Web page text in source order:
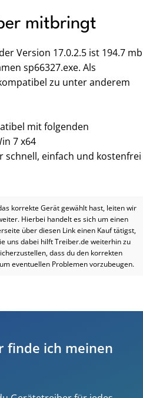
mitbringt
Version 17.0.2.5 ist 194.7 mb
sp66327.exe. Als
zu unter anderem
mit folgenden
7 x64
schnell, einfach und kostenfrei
korrekte Gerät gewählt hast, leiten wir
Hierbei handelt es sich um einen
über diesen Link einen Kauf tätigst,
uns dabei hilft Treiber.de weiterhin zu
dass du den korrekten
eventuellen Problemen vorzubeugen.
finde ich meinen